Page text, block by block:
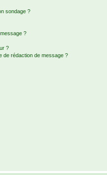
sondage ?
?
?
de rédaction de message ?